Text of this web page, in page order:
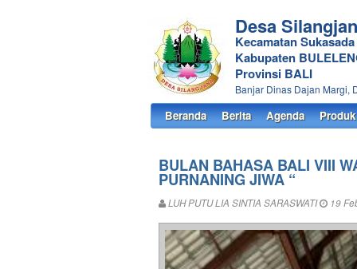
Desa
Kecamatan Sukasada
Kabupaten
Provinsi BALI
Banjar Dinas Dajan Margi,
Beranda Berita Agenda
BULAN BAHASA BALI VIII
PURNANING JIWA “
LUH PUTU LIA SINTIA SARASWATI 19